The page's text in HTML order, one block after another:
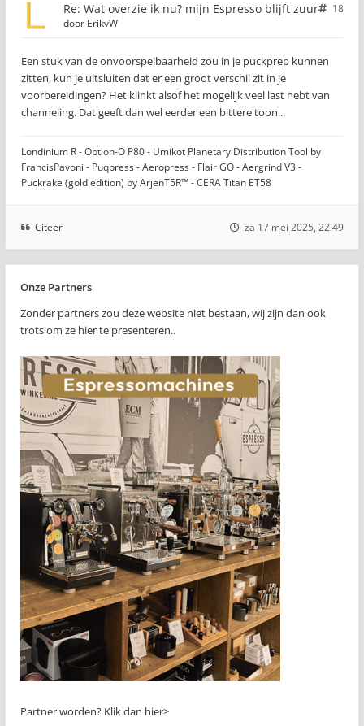
Re: Wat overzie ik nu? mijn Espresso blijft zuur
18
door ErikvW
Een stuk van de onvoorspelbaarheid zou in je puckprep kunnen
zitten, kun je uitsluiten dat er een groot verschil zit in je
voorbereidingen? Het klinkt alsof het mogelijk veel last hebt van
channeling. Dat geeft dan wel eerder een bittere toon...
Londinium R - Option-O P80 - Umikot Planetary Distribution Tool by
FrancisPavoni - Puqpress - Aeropress - Flair GO - Aergrind V3 -
Puckrake (gold edition) by ArjenT5R™ - CERA Titan ET58
Citeer za 17 mei 2025, 22:49
Onze Partners
Zonder partners zou deze website niet bestaan, wij zijn dan ook
trots om ze hier te presenteren..
Partner worden? Klik dan hier>